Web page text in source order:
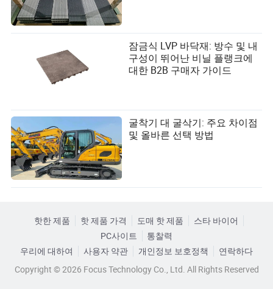
잠금식 LVP 바닥재: 방수 및 내
구성이 뛰어난 비닐 플랭크에
대한 B2B 구매자 가이드
굴착기 대 굴삭기: 주요 차이점
및 올바른 선택 방법
핫한 제품 핫 제품 가격 도매 핫 제품
스타 바이어
PC사이트
통찰력
우리에 대하여
사용자 약관 개인정보 보호정책
연락하다
Copyright © 2026 Focus Technology Co., Ltd. All Rights Reserved